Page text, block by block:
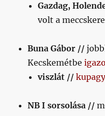
Gazdag,
volt a
Buna Gábor //
Kecskemétbe
viszlát //
NB I sorsolása //